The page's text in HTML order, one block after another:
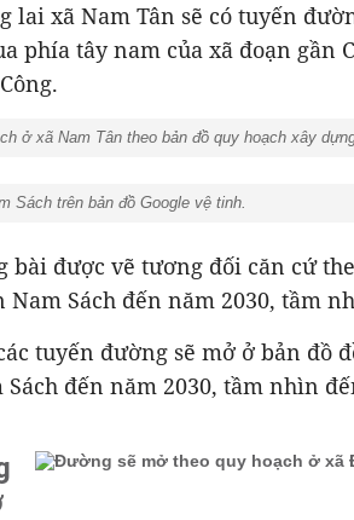
lai xã Nam Tân sẽ có tuyến
phía tây nam của xã đoạn gần
ở xã Nam Tân theo bản đồ quy hoạch xây
Sách trên bản đồ Google vệ tinh.
bài được vẽ tương đối căn cứ
Nam Sách đến năm 2030, tầm
tuyến đường sẽ mở ở bản đồ
đến năm 2030, tầm nhìn